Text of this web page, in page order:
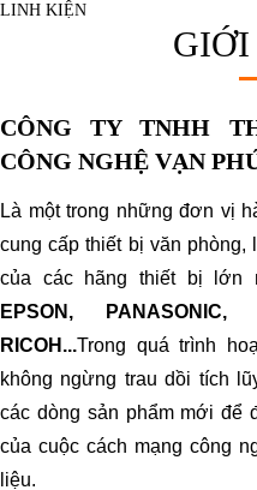
LINH KIỆN
CÔNG TY TNHH
CÔNG NGHỆ VẠN
Là một trong những đơn vị
cung cấp thiết bị văn
của các hãng thiết bị lớn
EPSON,
RICOH...Trong quá trình
không ngừng trau dồi tích
các dòng sản phẩm mới để
của cuộc cách mạng công
liệu.